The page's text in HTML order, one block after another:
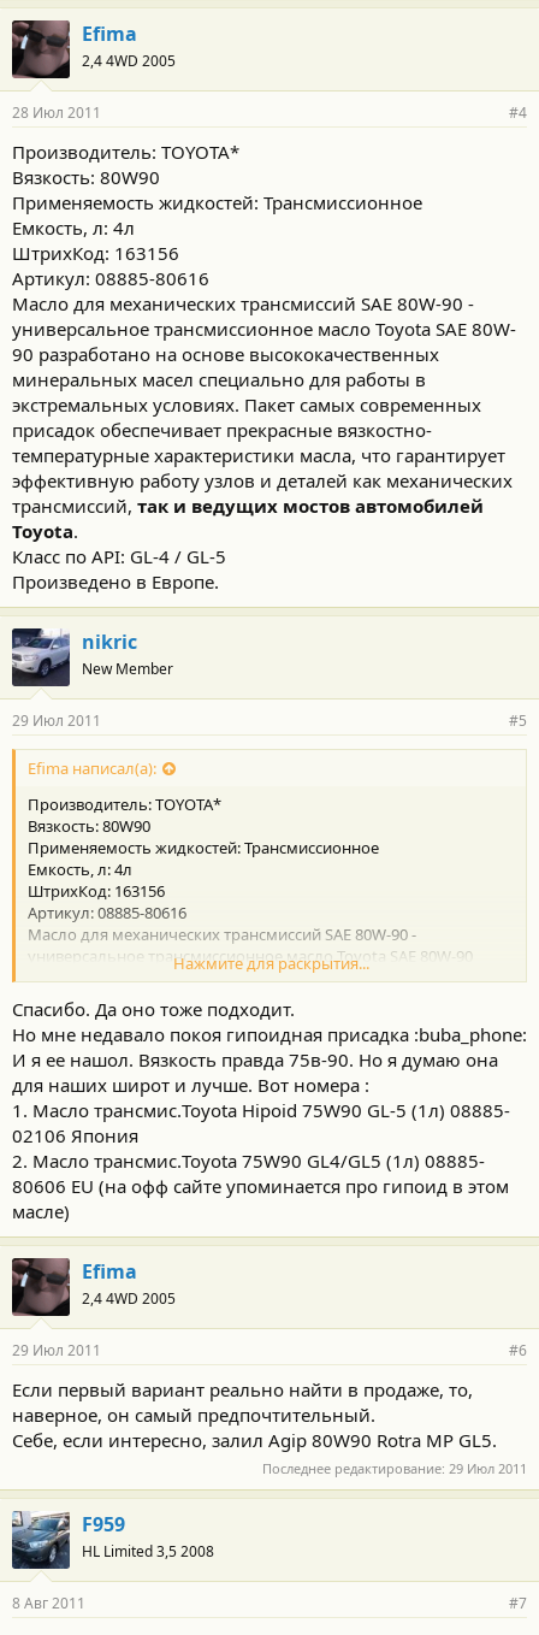
Efima
2,4 4WD 2005
28 Июл 2011 #4
Производитель: TOYOTA*
Вязкость: 80W90
Применяемость жидкостей: Трансмиссионное
Емкость, л: 4л
ШтрихКод: 163156
Артикул: 08885-80616
Масло для механических трансмиссий SAE 80W-90 -
универсальное трансмиссионное масло Toyota SAE 80W-
90 разработано на основе высококачественных
минеральных масел специально для работы в
экстремальных условиях. Пакет самых современных
присадок обеспечивает прекрасные вязкостно-
температурные характеристики масла, что гарантирует
эффективную работу узлов и деталей как механических
трансмиссий, так и ведущих мостов автомобилей
Toyota.
Класс по API: GL-4 / GL-5
Произведено в Европе.
nikric
New Member
29 Июл 2011 #5
Efima написал(а):
Производитель: TOYOTA*
Вязкость: 80W90
Применяемость жидкостей: Трансмиссионное
Емкость, л: 4л
ШтрихКод: 163156
Артикул: 08885-80616
Масло для механических трансмиссий SAE 80W-90 -
универсальное трансмиссионное масло Toyota SAE 80W-90
разработано на основе высококачественных минеральных
масел специально для работы в экстремальных условиях.
Пакет самых современных присадок обеспечивает прекрасные
вязкостно-температурные характеристики масла, что
гарантирует эффективную работу узлов и деталей как
механических трансмиссий,так и ведущих мостов
автомобилей Toyota.
Класс по API: GL-4 / GL-5
Произведено в Европе.
Нажмите для раскрытия...
Спасибо. Да оно тоже подходит.
Но мне недавало покоя гипоидная присадка :buba_phone:
И я ее нашол. Вязкость правда 75в-90. Но я думаю она
для наших широт и лучше. Вот номера :
1. Масло трансмис.Toyota Hipoid 75W90 GL-5 (1л) 08885-
02106 Япония
2. Масло трансмис.Toyota 75W90 GL4/GL5 (1л) 08885-
80606 EU (на офф сайте упоминается про гипоид в этом
масле)
Efima
2,4 4WD 2005
29 Июл 2011 #6
Если первый вариант реально найти в продаже, то,
наверное, он самый предпочтительный.
Себе, если интересно, залил Agip 80W90 Rotra MP GL5.
Последнее редактирование: 29 Июл 2011
F959
HL Limited 3,5 2008
8 Авг 2011 #7